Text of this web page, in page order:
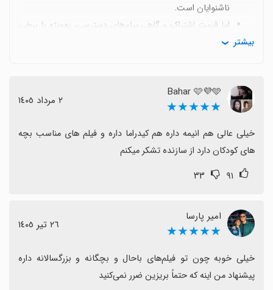
ناشنوایان است.
اما قیمت اشتراک و گاهی پیام‌های دسترسی، به‌ویژه با برخی
اپراتورها یا هنگام استفاده با ایرانسل یا مخابرات، به عنوان
زیاد و گاهی باگ‌ها یا مشکلات دانلود و ورود وجود دارد که
باعث ناامید شدن برخی کاربران می‌شود.
کاربران درخواست‌هایی مانند اضافه شدن محتوای بیشتر از
ترکیه و سایر زبان‌ها، بهبود جستجو، کاهش مصرف داده برای
در مجموع فیلیمو گزینه‌ی مناسبی برای کسانی است که به
تماشای روی تلویزیون هستند، با وجود نیاز به بهبود
قیمت‌گذاری و برخی مشکلات فنی و محتوایی.
بیشتر
Bahar 🩷💜🩵
★★★★★ ٢ مرداد ١٤٠٥
های کودکان دارد از سازنده تشکر میکنم
۹۱ ۳۳
امیر پارسا
★★★★★ ٢٦ تیر ١٤٠٥
پیشنهاد من اینه که حتماً بریزین ضرر نمی‌کنید